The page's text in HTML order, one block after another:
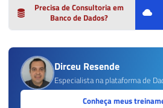
Precisa de Consultoria em
Banco de Dados?
Dirceu Resende
Especialista na plataforma de
Conheça meus